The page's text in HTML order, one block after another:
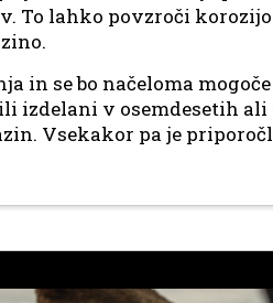
To lahko povzroči
in se bo načeloma
izdelani v osemdesetih
Vsekakor pa je